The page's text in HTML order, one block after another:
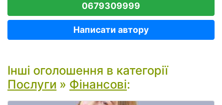
0679309999
Написати автору
Інші оголошення в категорії
Послуги » Фінансові: